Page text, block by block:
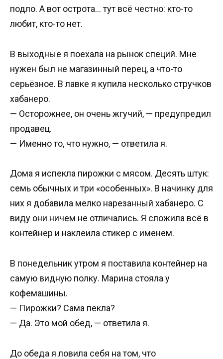
подло. А вот острота… тут всё честно: кто-то
любит, кто-то нет.
В выходные я поехала на рынок специй. Мне
нужен был не магазинный перец, а что-то
серьёзное. В лавке я купила несколько стручков
хабанеро.
— Осторожнее, он очень жгучий, — предупредил
продавец.
— Именно то, что нужно, — ответила я.
Дома я испекла пирожки с мясом. Десять штук:
семь обычных и три «особенных». В начинку для
них я добавила мелко нарезанный хабанеро. С
виду они ничем не отличались. Я сложила всё в
контейнер и наклеила стикер с именем.
В понедельник утром я поставила контейнер на
самую видную полку. Марина стояла у
кофемашины.
— Пирожки? Сама пекла?
— Да. Это мой обед, — ответила я.
До обеда я ловила себя на том, что